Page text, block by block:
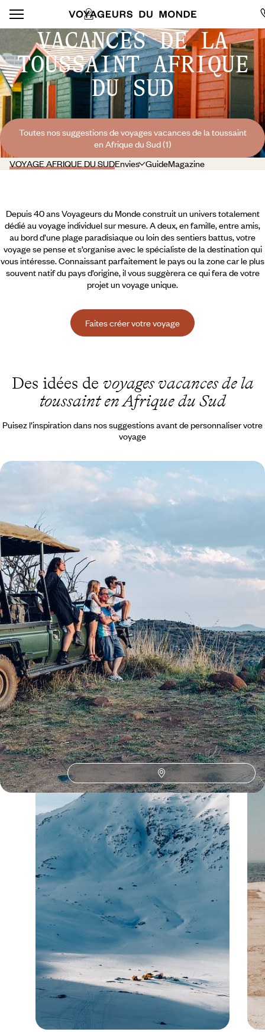
VACANCES DE LA
TOUSSAINT AFRIQUE
DU SUD
Toutes nos suggestions de voyages vacances de la toussaint
en Afrique du Sud (1)
VOYAGE AFRIQUE DU SUDEnvies GuideMagazine
Depuis 40 ans Voyageurs du Monde construit un univers totalement
dédié au voyage individuel sur mesure. A deux, en famille, entre amis,
au bord d’une plage paradisiaque ou loin des sentiers battus, votre
voyage se pense et s’organise avec le spécialiste de la destination qui
vous intéresse. Connaissant parfaitement le pays ou la zone car le plus
souvent natif du pays d’origine, il vous suggèrera ce qui fera de votre
projet un voyage unique.
Faites créer votre voyage
Des idées de voyages vacances de la
toussaint en Afrique du Sud
Puisez l’inspiration dans nos suggestions avant de personnaliser votre
voyage
Le Cap, la côte et les Big Five - L'Afrique du Sud
avec les kids et sans palu
Emmener sa jeune tribu tout au sud de l'Afrique, entre grandes vagues
et grande faune, sans passer par la case vaccin !
13 jours, de 5700 à 7800 $ CA
Toutes nos suggestions de voyages vacances de la toussaint
en Afrique du Sud (1)
L'Afrique du Sud selonvos envies
Parce que chaque voyageur est différent